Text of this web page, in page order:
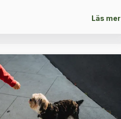
Läs mer